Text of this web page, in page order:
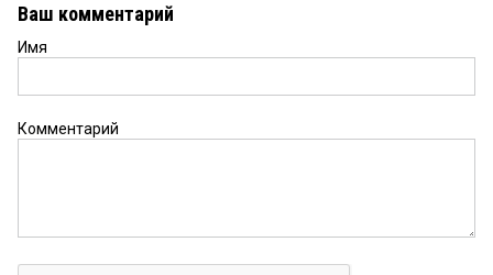
Ваш комментарий
Имя
Комментарий